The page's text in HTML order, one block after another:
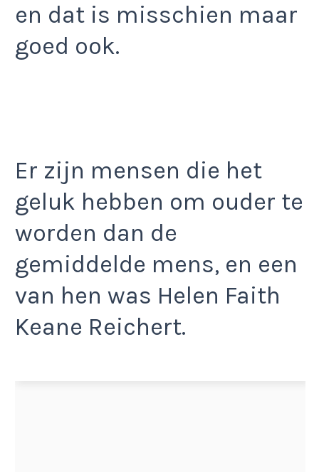
en dat is misschien maar
goed ook.
Er zijn mensen die het
geluk hebben om ouder te
worden dan de
gemiddelde mens, en een
van hen was Helen Faith
Keane Reichert.